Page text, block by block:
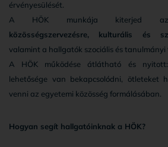
érvényesülését.
A HÖK munkája kiterjed
közösségszervezésre, kulturális és
valamint a hallgatók szociális és tanulmányi
A HÖK működése átlátható és
lehetősége van bekapcsolódni, ötleteket
venni az egyetemi közösség formálásában.
Hogyan segít hallgatóinknak a HÖK?